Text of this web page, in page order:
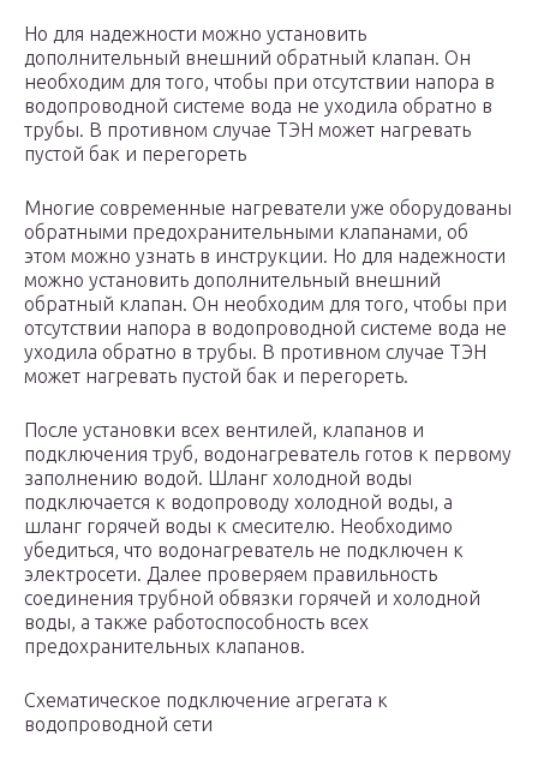
Но для надежности можно установить
дополнительный внешний обратный клапан. Он
необходим для того, чтобы при отсутствии напора в
водопроводной системе вода не уходила обратно в
трубы. В противном случае ТЭН может нагревать
пустой бак и перегореть
Многие современные нагреватели уже оборудованы
обратными предохранительными клапанами, об
этом можно узнать в инструкции. Но для надежности
можно установить дополнительный внешний
обратный клапан. Он необходим для того, чтобы при
отсутствии напора в водопроводной системе вода не
уходила обратно в трубы. В противном случае ТЭН
может нагревать пустой бак и перегореть.
После установки всех вентилей, клапанов и
подключения труб, водонагреватель готов к первому
заполнению водой. Шланг холодной воды
подключается к водопроводу холодной воды, а
шланг горячей воды к смесителю. Необходимо
убедиться, что водонагреватель не подключен к
электросети. Далее проверяем правильность
соединения трубной обвязки горячей и холодной
воды, а также работоспособность всех
предохранительных клапанов.
Схематическое подключение агрегата к
водопроводной сети